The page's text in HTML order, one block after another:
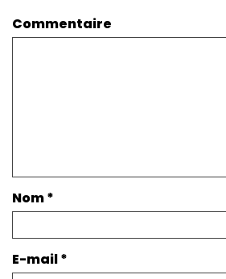
Commentaire
Nom*
E-mail*